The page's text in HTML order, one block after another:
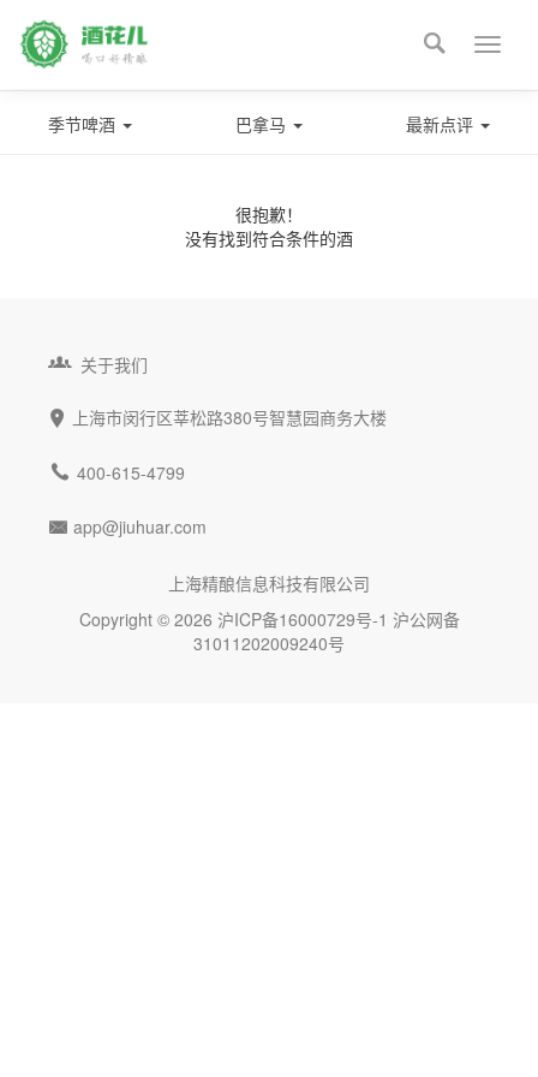
Toggle

季节啤酒 巴拿马 最新点评
很抱歉！
没有找到符合条件的酒
 关于我们
 上海市闵行区莘松路380号智慧园商务大楼
 400-615-4799
 app@jiuhuar.com
上海精酿信息科技有限公司
Copyright © 2026 沪ICP备16000729号-1 沪公网备
31011202009240号